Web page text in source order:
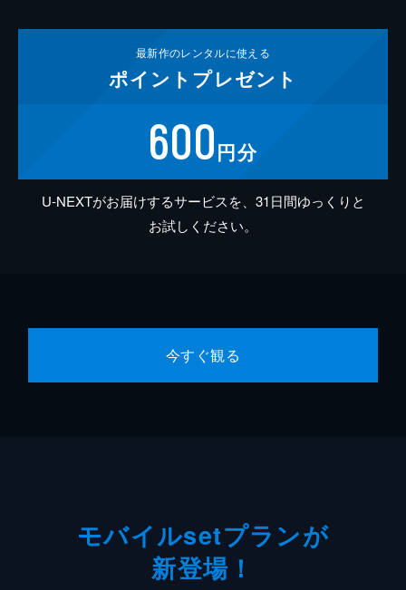
最新作のレンタルに使える
ポイント プレゼント
600円分
U-NEXTがお届けするサービスを、31日間ゆっくりと
お試しください。
今すぐ観る
モバイルsetプランが
新登場！